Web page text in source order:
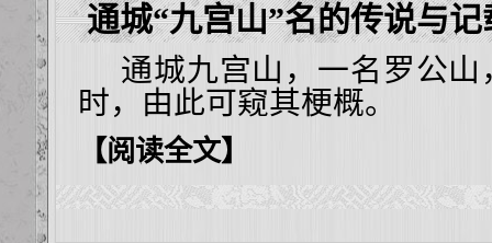
通城“九宫山”名的传说与记
通城九宫山，一名罗公山
时，由此可窥其梗概。
【阅读全文】